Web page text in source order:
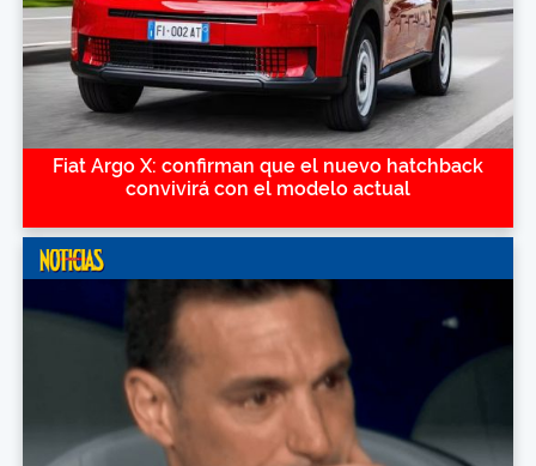
Fiat Argo X: confirman que el nuevo hatchback
convivirá con el modelo actual